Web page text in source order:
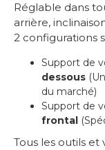
Réglable dans
arrière,
2 configurations
Support de
dessous
du marché)
Support de
frontal
Tous les outils et